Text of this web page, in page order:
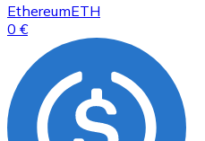
EthereumETH
0 €